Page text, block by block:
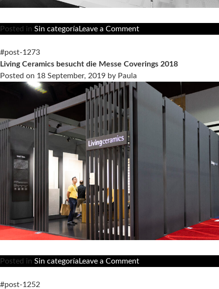
Award
Posted in Sin categoría Leave a Commenton
firmeneigenen
für
großformatige
#post-1273
Living Ceramics besucht die Messe Coverings 2018
Posted on 18 September, 2019 by Paula
Posted in Sin categoría Leave a Commenton
#post-1252